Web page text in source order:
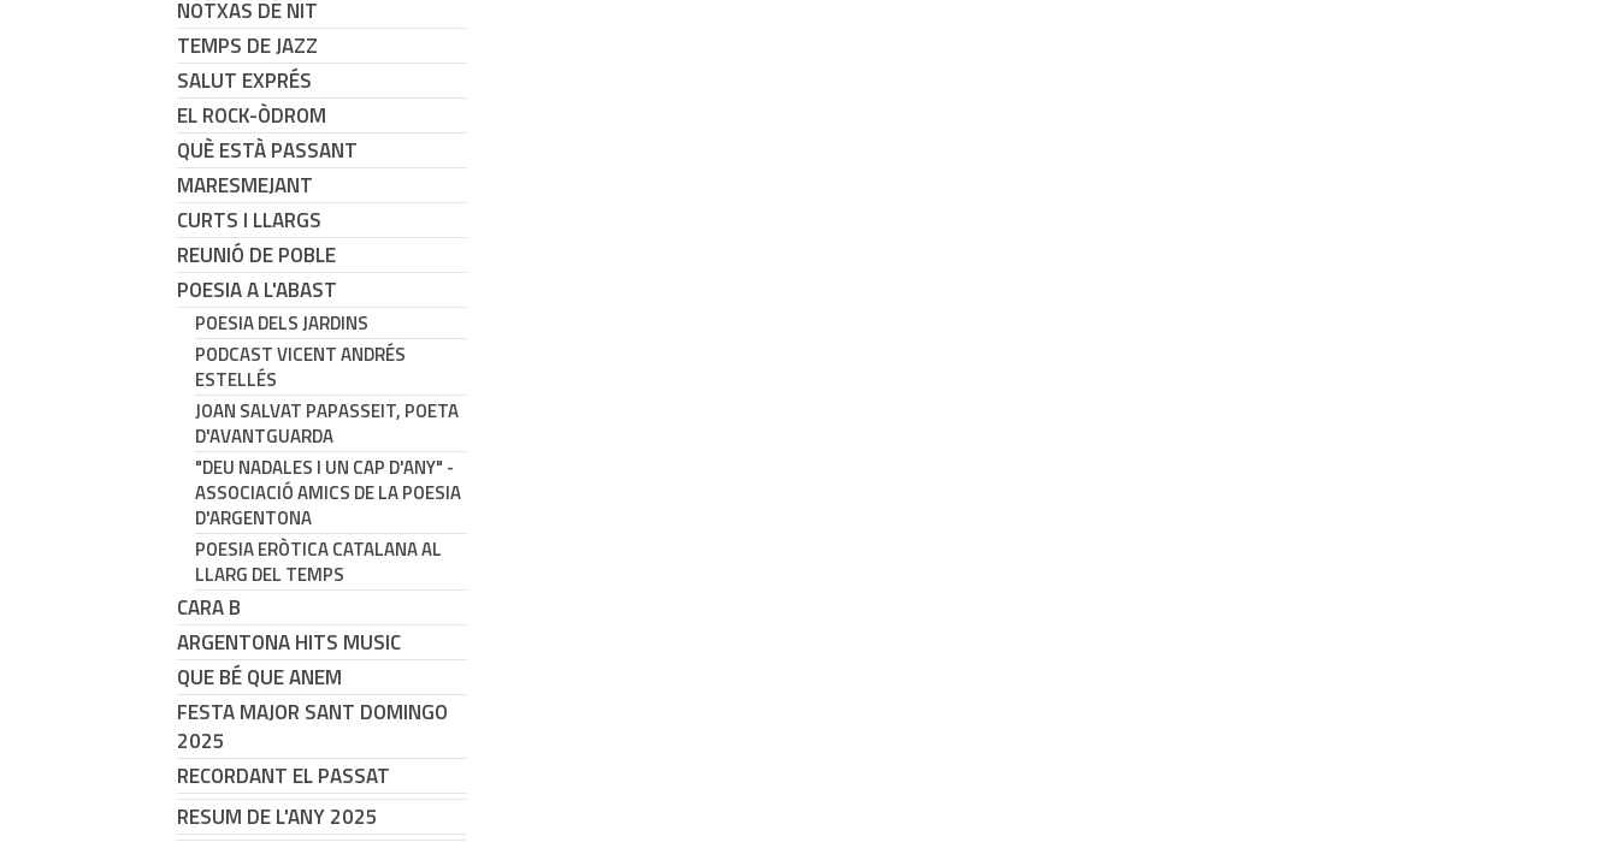
NOTXAS DE NIT
TEMPS DE JAZZ
SALUT EXPRÉS
EL ROCK-ÒDROM
QUÈ ESTÀ PASSANT
MARESMEJANT
CURTS I LLARGS
REUNIÓ DE POBLE
POESIA A L'ABAST
POESIA DELS JARDINS
PODCAST VICENT ANDRÉS
ESTELLÉS
JOAN SALVAT PAPASSEIT, POETA
D'AVANTGUARDA
"DEU NADALES I UN CAP D'ANY" -
ASSOCIACIÓ AMICS DE LA POESIA
D'ARGENTONA
POESIA ERÒTICA CATALANA AL
LLARG DEL TEMPS
CARA B
ARGENTONA HITS MUSIC
QUE BÉ QUE ANEM
FESTA MAJOR SANT DOMINGO
2025
RECORDANT EL PASSAT
RESUM DE L'ANY 2025